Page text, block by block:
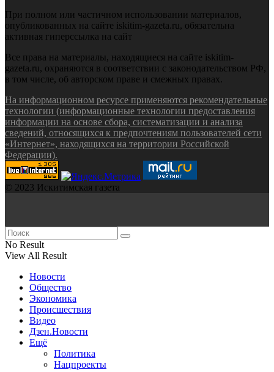
При полном или частичном использовании материалов,
опубликованных на сайте iskitim-gazeta.ru, обязательна
активная гиперссылка на сайт
Все права на материалы, находящиеся на сайте iskitim-
gazeta.ru, охраняются в соответствии с законодательством РФ,
в том числе, об авторском праве и смежных правах.
На информационном ресурсе применяются рекомендательные
технологии (информационные технологии предоставления
информации на основе сбора, систематизации и анализа
сведений, относящихся к предпочтениям пользователей сети
«Интернет», находящихся на территории Российской
Федерации).
© 2023 Искитимская газета
No Result
View All Result
Новости
Общество
Экономика
Происшествия
Видео
Дзен.Новости
Ещё
Политика
Нацпроекты